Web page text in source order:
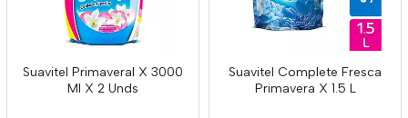
Suavitel Primaveral X 3000
Ml X 2 Unds
Suavitel Complete Fresca
Primavera X 1.5 L